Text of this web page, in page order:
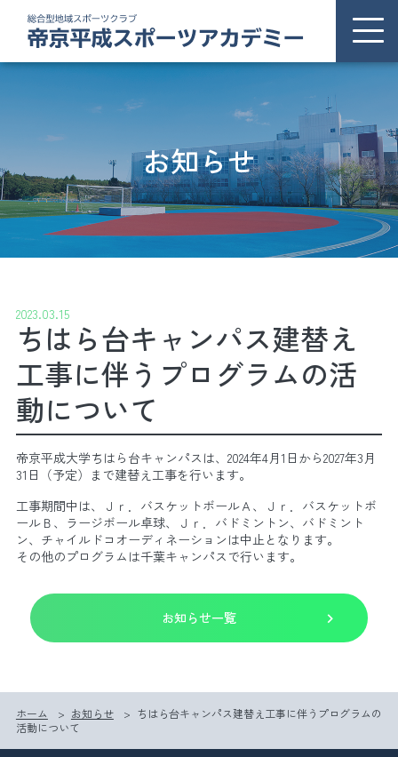
お知らせ
プログラム
交通アクセス
よくある質問 賛助会員
お知らせ
2023.03.15
ちはら台キャンパス建替え
工事に伴うプログラムの活
動について
帝京平成大学ちはら台キャンパスは、2024年4月1日から2027年3月
31日（予定）まで建替え工事を行います。
工事期間中は、Ｊｒ．バスケットボールＡ、Ｊｒ．バスケットボ
ールＢ、ラージボール卓球、Ｊｒ．バドミントン、バドミント
ン、チャイルドコオーディネーションは中止となります。
その他のプログラムは千葉キャンパスで行います。
お知らせ一覧
ホーム > お知らせ > ちはら台キャンパス建替え工事に伴うプログラムの
活動について